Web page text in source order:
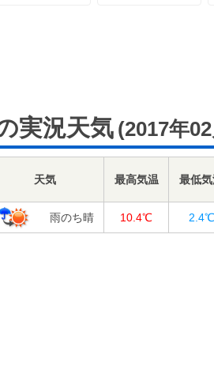
実況天気 (2017年
天気 最高気温 最低
雨のち晴 10.4℃ 2.4℃